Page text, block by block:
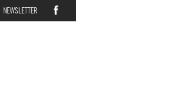
NEWSLETTER